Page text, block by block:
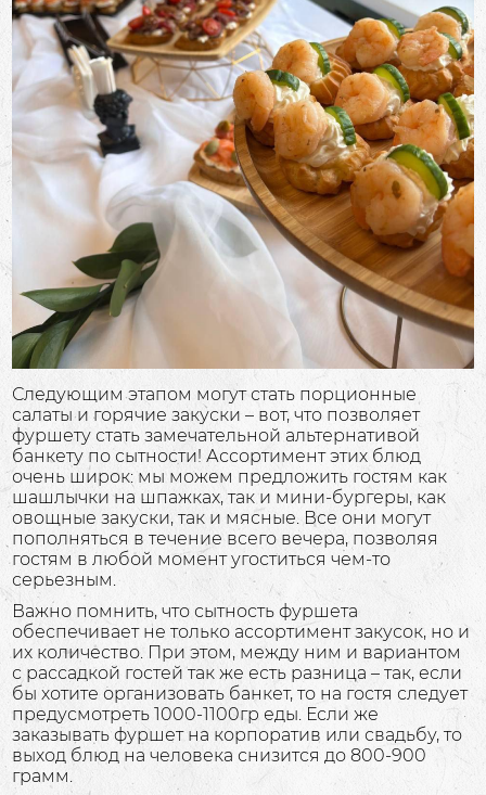
Следующим этапом могут стать порционные
салаты и горячие закуски – вот, что позволяет
фуршету стать замечательной альтернативой
банкету по сытности! Ассортимент этих блюд
очень широк: мы можем предложить гостям как
шашлычки на шпажках, так и мини-бургеры, как
овощные закуски, так и мясные. Все они могут
пополняться в течение всего вечера, позволяя
гостям в любой момент угоститься чем-то
серьезным.
Важно помнить, что сытность фуршета
обеспечивает не только ассортимент закусок, но и
их количество. При этом, между ним и вариантом
с рассадкой гостей так же есть разница – так, если
бы хотите организовать банкет, то на гостя следует
предусмотреть 1000-1100гр еды. Если же
заказывать фуршет на корпоратив или свадьбу, то
выход блюд на человека снизится до 800-900
грамм.